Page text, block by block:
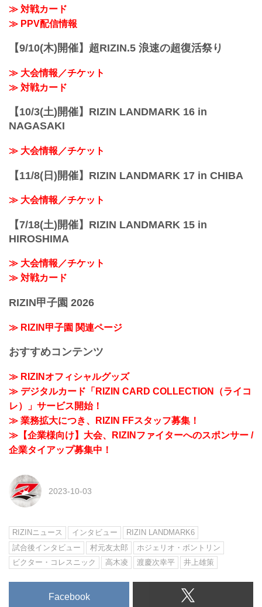
ーー試合後の率直な感想をお聞かせいた
≫ 対戦カード
≫ PPV配信情報
【9/10(木)開催】超RIZIN.5 浪速の超復活祭り
≫ 大会情報／チケット
≫ 対戦カード
【10/3(土)開催】RIZIN LANDMARK 16 in
NAGASAKI
≫ 大会情報／チケット
【11/8(日)開催】RIZIN LANDMARK 17 in CHIBA
≫ 大会情報／チケット
【7/18(土)開催】RIZIN LANDMARK 15 in
HIROSHIMA
≫ 大会情報／チケット
≫ 対戦カード
RIZIN甲子園 2026
≫ RIZIN甲子園 関連ページ
おすすめコンテンツ
≫ RIZINオフィシャルグッズ
≫ デジタルカード「RIZIN CARD COLLECTION（ライコ
レ）」サービス開始！
≫ 業務拡大につき、RIZIN FFスタッフ募集！
≫【企業様向け】大会、RIZINファイターへのスポンサー /
企業タイアップ募集中！
2023-10-03
RIZINニュース インタビュー
RIZIN LANDMARK6
試合後インタビュー
村元友太郎
ホジェリオ・ボントリン
ビクター・コレスニック
高木凌 渡慶次幸平 井上雄策
Facebook